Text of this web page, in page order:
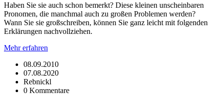
Haben Sie sie auch schon bemerkt? Diese kleinen unscheinbaren
Pronomen, die manchmal auch zu großen Problemen werden?
Wann Sie sie großschreiben, können Sie ganz leicht mit folgenden
Erklärungen nachvollziehen.
Mehr erfahren
08.09.2010
07.08.2020
Rebnickl
0 Kommentare